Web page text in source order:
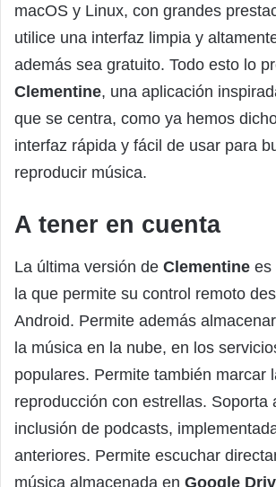
macOS y Linux, con grandes
utilice una interfaz limpia y
además sea gratuito. Todo esto lo
Clementine, una aplicación
que se centra, como ya hemos
interfaz rápida y fácil de usar para
reproducir música.
A tener en cuenta
La última versión de Clementine es
la que permite su control remoto
Android. Permite además
la música en la nube, en los
populares. Permite también marcar
reproducción con estrellas. Soporta
inclusión de podcasts,
anteriores. Permite escuchar
música almacenada en Google